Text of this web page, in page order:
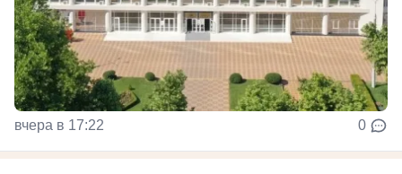
вчера в 17:22 0